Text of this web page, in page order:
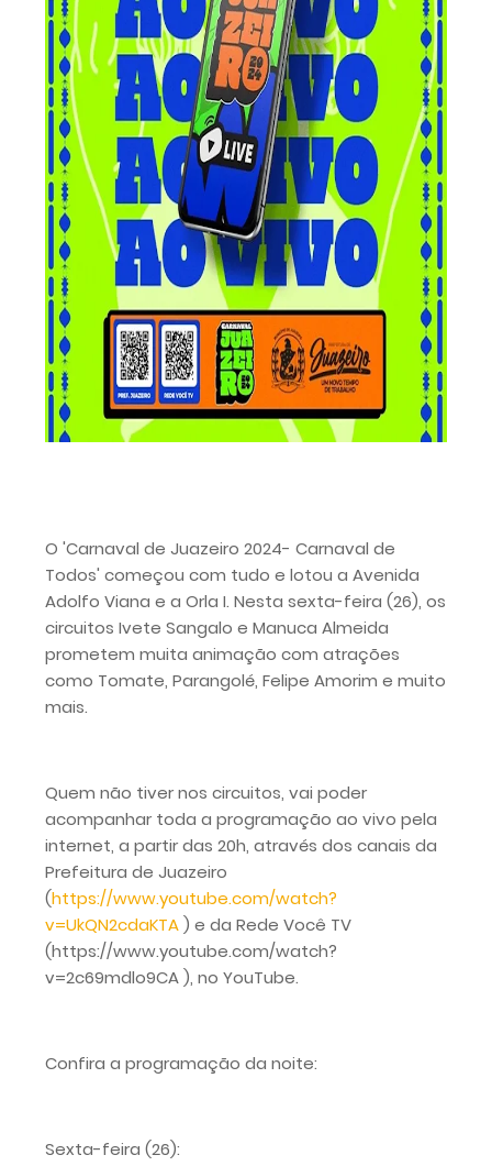
O 'Carnaval de Juazeiro 2024- Carnaval de
Todos' começou com tudo e lotou a Avenida
Adolfo Viana e a Orla I. Nesta sexta-feira (26), os
circuitos Ivete Sangalo e Manuca Almeida
prometem muita animação com atrações
como Tomate, Parangolé, Felipe Amorim e muito
mais.
Quem não tiver nos circuitos, vai poder
acompanhar toda a programação ao vivo pela
internet, a partir das 20h, através dos canais da
Prefeitura de Juazeiro
(https://www.youtube.com/watch?
v=UkQN2cdaKTA ) e da Rede Você TV
(https://www.youtube.com/watch?
v=2c69mdlo9CA ), no YouTube.
Confira a programação da noite:
Sexta-feira (26):